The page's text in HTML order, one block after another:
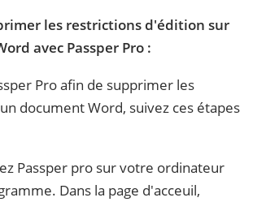
les restrictions d'édition sur
avec Passper Pro :
Pro afin de supprimer les
document Word, suivez ces étapes
Passper pro sur votre ordinateur
Dans la page d'acceuil,